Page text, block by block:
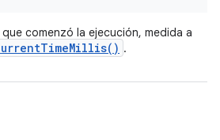
que comenzó la ejecución, medida a
TimeMillis( ) .